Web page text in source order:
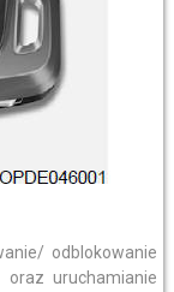
odblokowanie
uruchamianie